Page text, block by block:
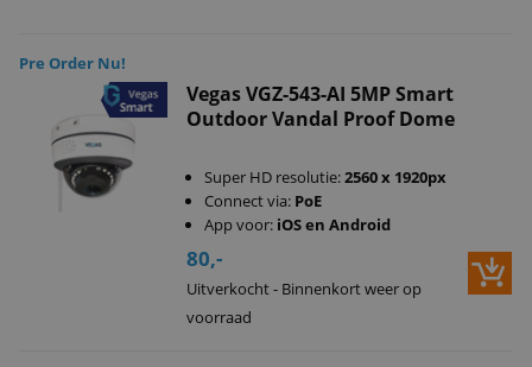
Pre Order Nu!
Vegas VGZ-543-AI 5MP Smart
Outdoor Vandal Proof Dome
Super HD resolutie:2560 x 1920px
Connect via: PoE
App voor: iOS en Android
80,-
Uitverkocht - Binnenkort weer op
voorraad